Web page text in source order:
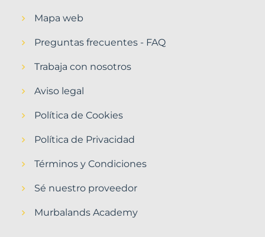
Mapa web
Preguntas frecuentes - FAQ
Trabaja con nosotros
Aviso legal
Política de Cookies
Política de Privacidad
Términos y Condiciones
Sé nuestro proveedor
Murbalands Academy